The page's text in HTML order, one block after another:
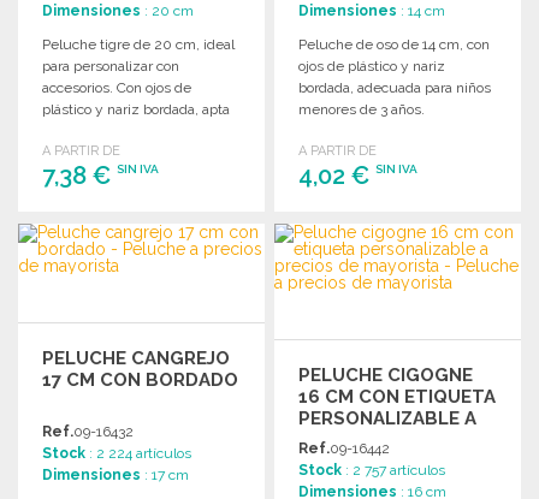
Dimensiones : 20 cm
Peluche tigre de 20 cm, ideal
para personalizar con
accesorios. Con ojos de
plástico y nariz bordada, apta
A PARTIR DE
7,38 € SIN IVA
PEDIR
Solicitar un presupuesto
Dimensiones : 14 cm
Peluche de oso de 14 cm, con
ojos de plástico y nariz
bordada, adecuada para niños
menores de 3 años.
A PARTIR DE
4,02 €SIN IVA
PEDIR
Solicitar un presupuesto
PELUCHE CANGREJO
17 CM CON BORDADO
Ref.09-16432
Stock : 2 224 artículos
Dimensiones : 17 cm
PELUCHE CIGOGNE
16 CM CON ETIQUETA
PERSONALIZABLE A
PRECIOS DE
MAYORISTA
Ref.09-16442
Stock : 2 757 artículos
Dimensiones : 16 cm